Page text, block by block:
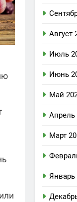
Август
Июль
Июнь
Май
Апрель
Март
Январь